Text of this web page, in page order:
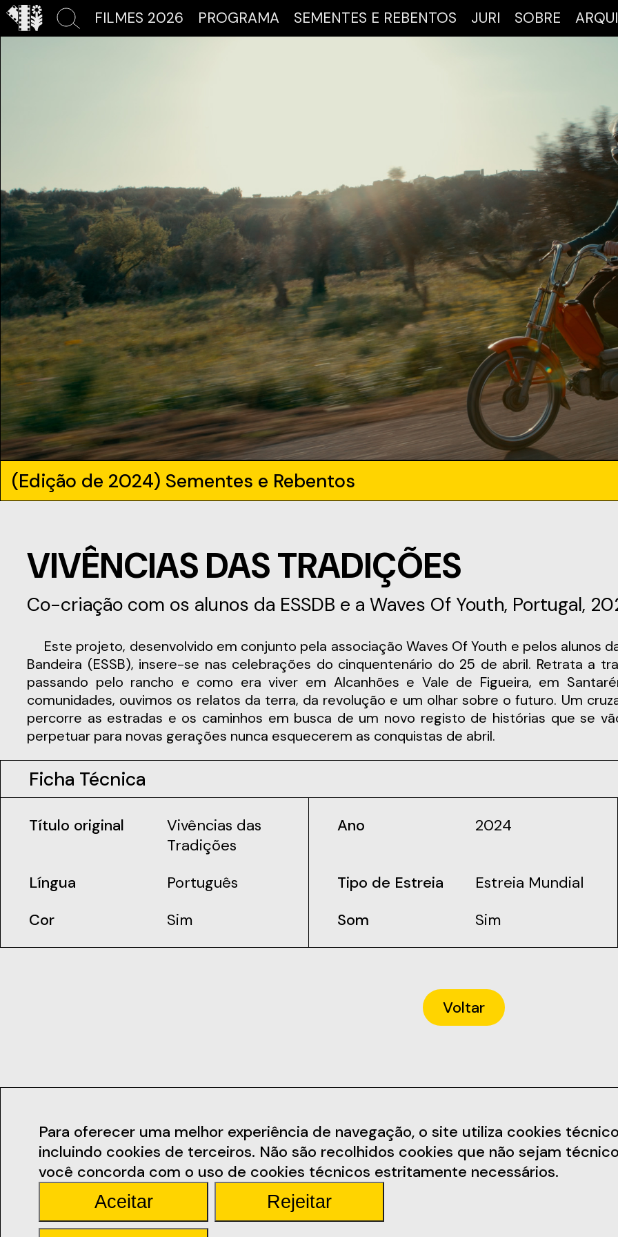
FILMES 2026 PROGRAMA SEMENTES E REBENTOS JURI SOBRE
(Edição de 2024) Sementes e Rebentos
VIVÊNCIAS DAS TRADIÇÕES
Co-criação com os alunos da ESSDB e a Waves Of Youth, Portugal,
Este projeto, desenvolvido em conjunto pela associação Waves Of Youth e pelos alunos da turma TAS/TEI2 da Escola Secundária Sá da
Bandeira (ESSB), insere-se nas celebrações do cinquentenário do 25 de abril. Retrata a
passando pelo rancho e como era viver em Alcanhões e Vale de Figueira, em
comunidades, ouvimos os relatos da terra, da revolução e um olhar sobre o futuro. Um
percorre as estradas e os caminhos em busca de um novo registo de histórias que se
perpetuar para novas gerações nunca esquecerem as conquistas de abril.
Ficha Técnica
Título original
Vivências das
Tradições
Ano 2024
Língua Português Tipo de Estreia
Estreia Mundial
Cor
Sim Som Sim
Voltar
Para oferecer uma melhor experiência de navegação, o site utiliza cookies
incluindo cookies de terceiros. Não são recolhidos cookies que não sejam
você concorda com o uso de cookies técnicos estritamente necessários.
Aceitar Rejeitar
Contactos
geral@ficsantarem.pt
Rua Miguel Bombarda 4
Santarém
Informações
Termos e Condições
Política de Privacidade
Parceiros
Redes
Facebook